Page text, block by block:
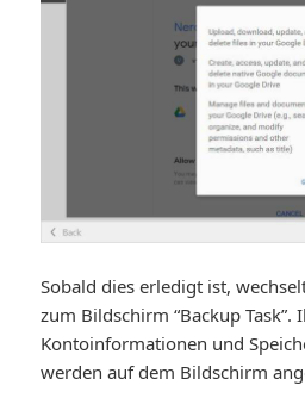
Sobald dies erledigt ist,
zum Bildschirm “Backup Task”.
Kontoinformationen und
werden auf dem Bildschirm